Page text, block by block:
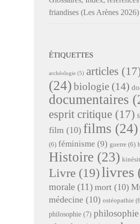
friandises (Les Arènes 2026)
ÉTIQUETTES
archéologie (5) articles
(24) biologie (14)
documentaires
esprit critique (17)
film (10) films (24)
(6) féminisme (9) guerre (6)
Histoire (23)
Livre (19)livres
morale (11) mort (10)
médecine (10) ostéopathie
philosophie (7)